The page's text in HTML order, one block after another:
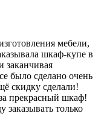
мебели,
шкаф-купе в
заканчивая
было сделано очень
скидку сделали!
прекрасный шкаф!
заказывать только